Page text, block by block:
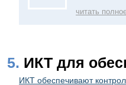
читать
5. ИКТ для
ИКТ обеспечивают